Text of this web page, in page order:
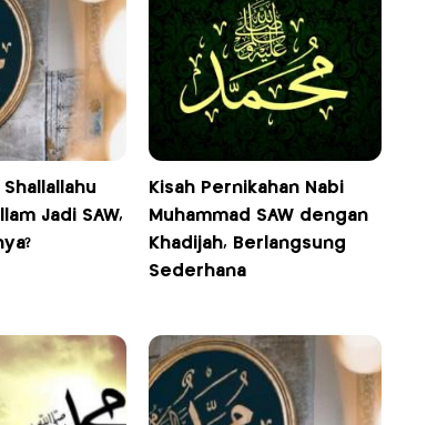
Jadi SAW,
Kisah Pernikahan Nabi
Muhammad SAW dengan
Khadijah, Berlangsung
Sederhana